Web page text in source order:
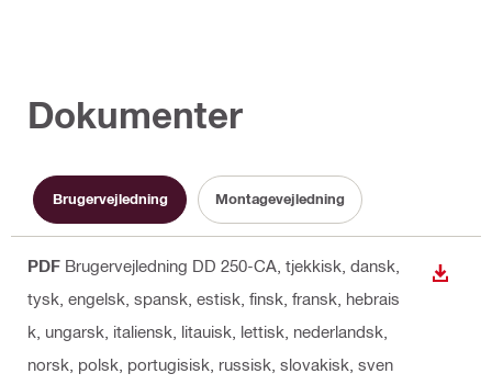
Dokumenter
Brugervejledning Montagevejledning
PDF Brugervejledning DD 250-CA , tjekkisk, dansk,
tysk, engelsk, spansk, estisk, finsk, fransk, hebrais
k, ungarsk, italiensk, litauisk, lettisk, nederlandsk,
norsk, polsk, portugisisk, russisk, slovakisk, sven